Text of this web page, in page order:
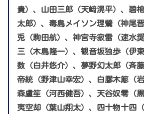
貴）、山田三郎（天﨑滉平）、碧
太郎）、毒島メイソン理鶯（神尾
兎（駒田航）、神宮寺寂雷（速水
三（木島隆一）、観音坂独歩（伊
数（白井悠介）、夢野幻太郎（斉
帝統（野津山幸宏）、白膠木簓（
森盧笙（河西健吾）、天谷奴零（
夷空却（葉山翔太）、四十物十四